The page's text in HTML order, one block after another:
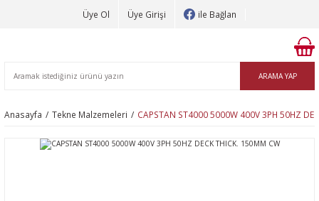
Üye Ol Üye Girişi ile Bağlan
ARAMA YAP
Anasayfa Tekne Malzemeleri CAPSTAN ST4000 5000W 400V 3PH 50HZ